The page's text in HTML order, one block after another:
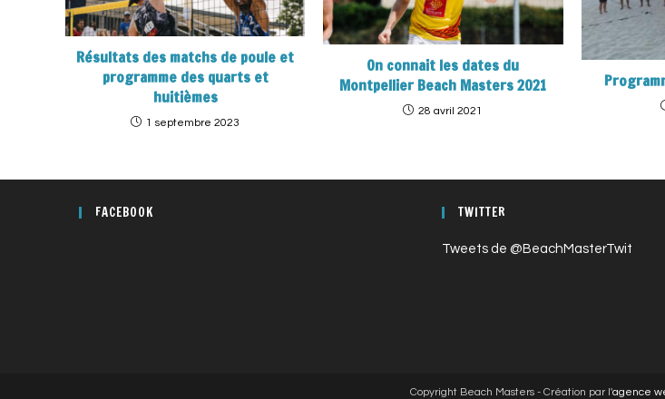
Résultats des matchs de poule et
programme des quarts et
huitièmes
1 septembre 2023
On connait les dates du
Montpellier Beach Masters 2021
28 avril 2021
FACEBOOK TWITTER
Tweets de @BeachMasterTwit
Copyright Beach Masters - Création par l'agence